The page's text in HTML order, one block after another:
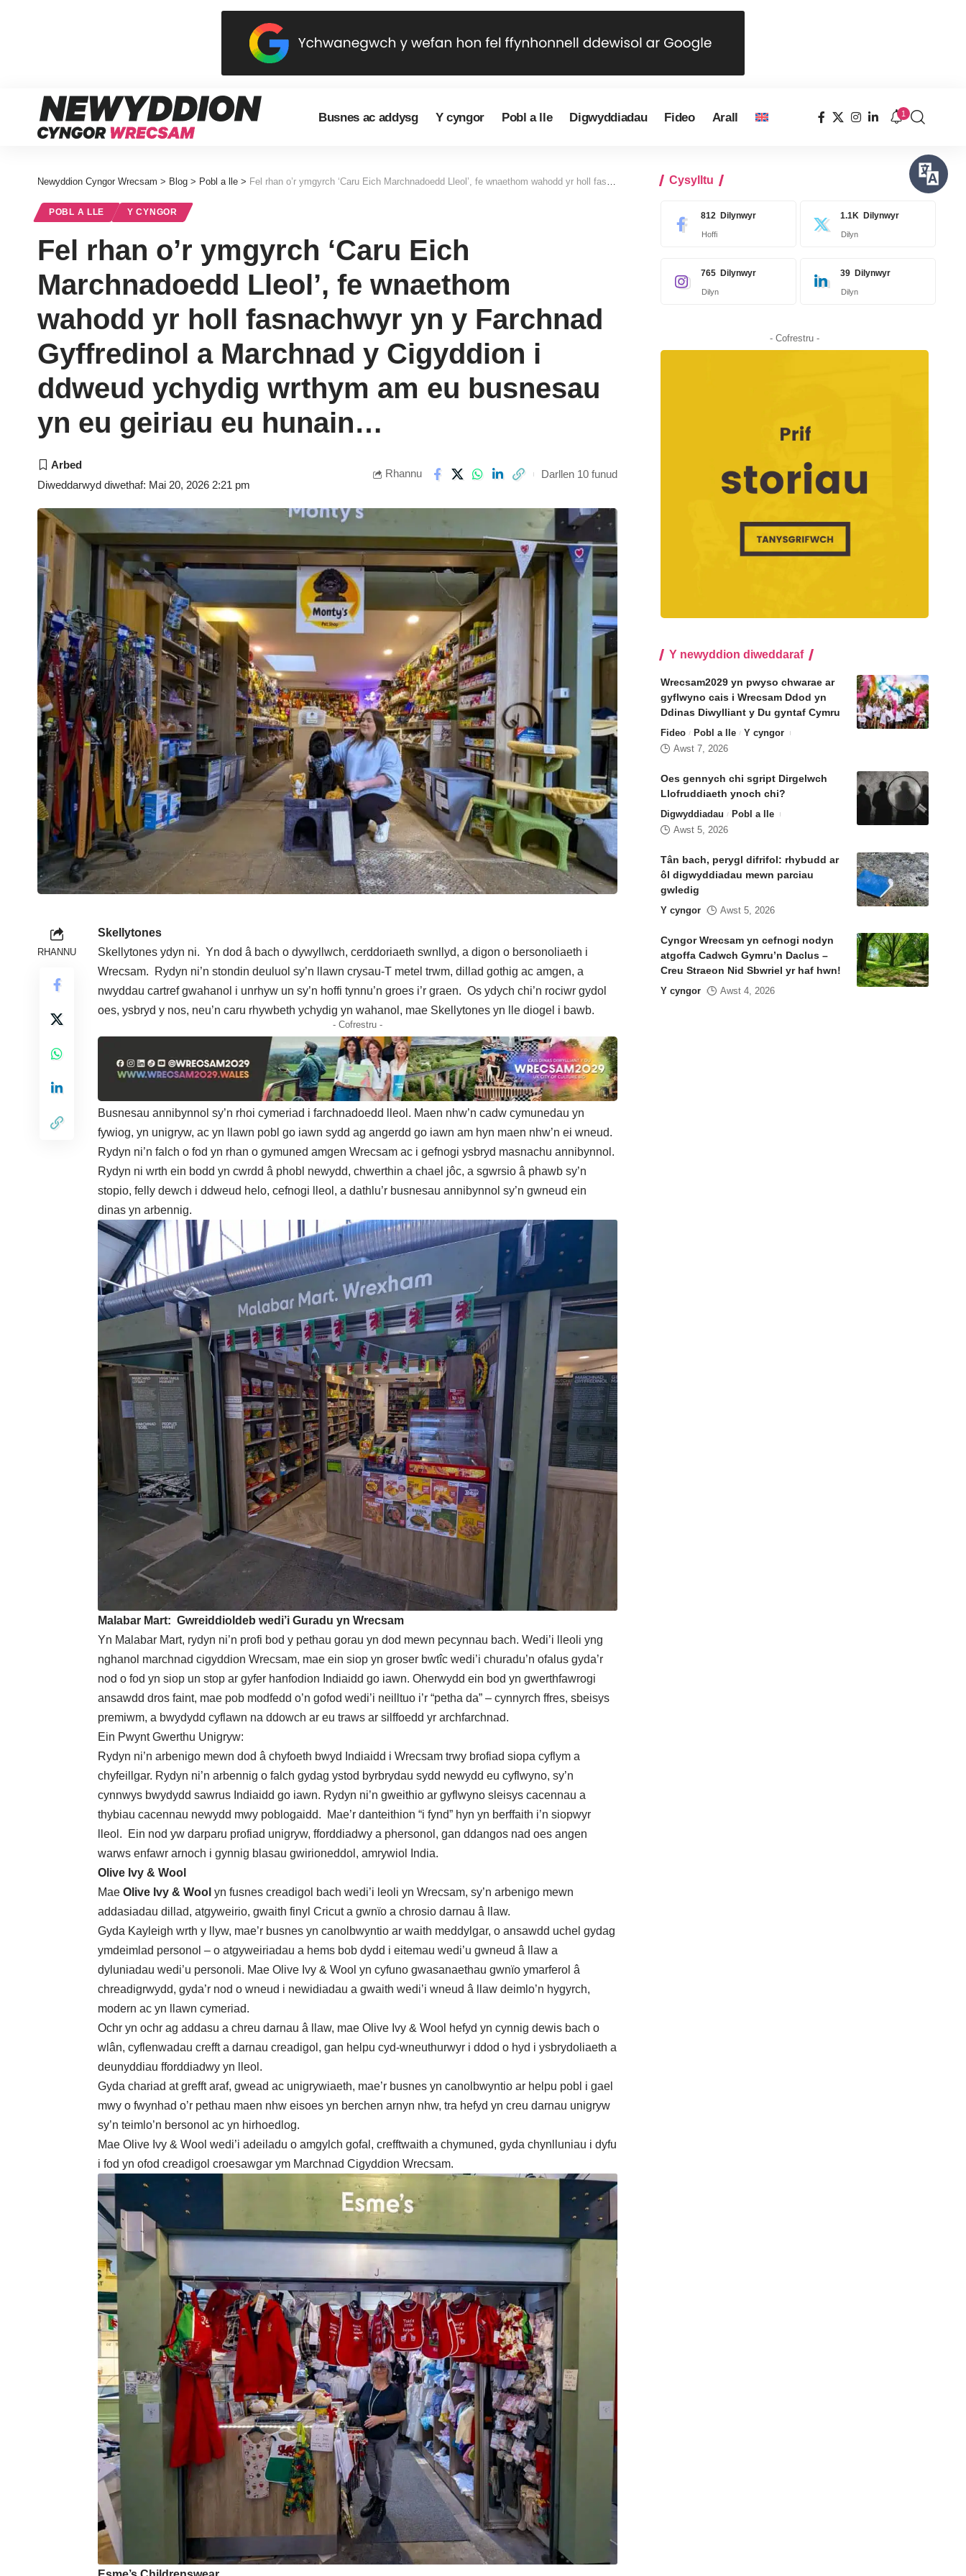
Busnes ac addysg Y cyngor Pobl a lle Digwyddiadau Fideo Arall 1
Newyddion Cyngor Wrecsam > Blog > Pobl a lle > Fel rhan o’r ymgyrch ‘Caru Eich Marchnadoedd Lleol’, fe wnaethom wahodd yr holl fasnachwyr yn y Farchnad Gyffredinol a Marchnad y Cigyddion i ddweud ychydig wrthym am eu busnesau yn eu geiriau eu hunain…
POBL A LLE Y CYNGOR
Fel rhan o’r ymgyrch ‘Caru Eich
Marchnadoedd Lleol’, fe wnaethom
wahodd yr holl fasnachwyr yn y Farchnad
Gyffredinol a Marchnad y Cigyddion i
ddweud ychydig wrthym am eu busnesau
yn eu geiriau eu hunain…
Diweddarwyd diwethaf: Mai 20, 2026 2:21 pm
Rhannu Darllen 10 funud
RHANNU
Skellytones
Skellytones ydyn ni. Yn dod â bach o dywyllwch, cerddoriaeth swnllyd, a digon o bersonoliaeth i
Wrecsam. Rydyn ni’n stondin deuluol sy’n llawn crysau-T metel trwm, dillad gothig ac amgen, a
nwyddau cartref gwahanol i unrhyw un sy’n hoffi tynnu’n groes i’r graen. Os ydych chi’n rociwr gydol
oes, ysbryd y nos, neu’n caru rhywbeth ychydig yn wahanol, mae Skellytones yn lle diogel i bawb.
- Cofrestru -
Busnesau annibynnol sy’n rhoi cymeriad i farchnadoedd lleol. Maen nhw’n cadw cymunedau yn
fywiog, yn unigryw, ac yn llawn pobl go iawn sydd ag angerdd go iawn am hyn maen nhw’n ei wneud.
Rydyn ni’n falch o fod yn rhan o gymuned amgen Wrecsam ac i gefnogi ysbryd masnachu annibynnol.
Rydyn ni wrth ein bodd yn cwrdd â phobl newydd, chwerthin a chael jôc, a sgwrsio â phawb sy’n
stopio, felly dewch i ddweud helo, cefnogi lleol, a dathlu’r busnesau annibynnol sy’n gwneud ein
dinas yn arbennig.
Malabar Mart: Gwreiddioldeb wedi’i Guradu yn Wrecsam
Yn Malabar Mart, rydyn ni’n profi bod y pethau gorau yn dod mewn pecynnau bach. Wedi’i lleoli yng
nghanol marchnad cigyddion Wrecsam, mae ein siop yn groser bwtîc wedi’i churadu’n ofalus gyda’r
nod o fod yn siop un stop ar gyfer hanfodion Indiaidd go iawn. Oherwydd ein bod yn gwerthfawrogi
ansawdd dros faint, mae pob modfedd o’n gofod wedi’i neilltuo i’r “petha da” – cynnyrch ffres, sbeisys
premiwm, a bwydydd cyflawn na ddowch ar eu traws ar silffoedd yr archfarchnad.
Ein Pwynt Gwerthu Unigryw:
Rydyn ni’n arbenigo mewn dod â chyfoeth bwyd Indiaidd i Wrecsam trwy brofiad siopa cyflym a
chyfeillgar. Rydyn ni’n arbennig o falch gydag ystod byrbrydau sydd newydd eu cyflwyno, sy’n
cynnwys bwydydd sawrus Indiaidd go iawn. Rydyn ni’n gweithio ar gyflwyno sleisys cacennau a
thybiau cacennau newydd mwy poblogaidd. Mae’r danteithion “i fynd” hyn yn berffaith i’n siopwyr
lleol. Ein nod yw darparu profiad unigryw, fforddiadwy a phersonol, gan ddangos nad oes angen
warws enfawr arnoch i gynnig blasau gwirioneddol, amrywiol India.
Olive Ivy & Wool
Mae Olive Ivy & Wool yn fusnes creadigol bach wedi’i leoli yn Wrecsam, sy’n arbenigo mewn
addasiadau dillad, atgyweirio, gwaith finyl Cricut a gwnïo a chrosio darnau â llaw.
Gyda Kayleigh wrth y llyw, mae’r busnes yn canolbwyntio ar waith meddylgar, o ansawdd uchel gydag
ymdeimlad personol – o atgyweiriadau a hems bob dydd i eitemau wedi’u gwneud â llaw a
dyluniadau wedi’u personoli. Mae Olive Ivy & Wool yn cyfuno gwasanaethau gwnïo ymarferol â
chreadigrwydd, gyda’r nod o wneud i newidiadau a gwaith wedi’i wneud â llaw deimlo’n hygyrch,
modern ac yn llawn cymeriad.
Ochr yn ochr ag addasu a chreu darnau â llaw, mae Olive Ivy & Wool hefyd yn cynnig dewis bach o
wlân, cyflenwadau crefft a darnau creadigol, gan helpu cyd-wneuthurwyr i ddod o hyd i ysbrydoliaeth a
deunyddiau fforddiadwy yn lleol.
Gyda chariad at grefft araf, gwead ac unigrywiaeth, mae’r busnes yn canolbwyntio ar helpu pobl i gael
mwy o fwynhad o’r pethau maen nhw eisoes yn berchen arnyn nhw, tra hefyd yn creu darnau unigryw
sy’n teimlo’n bersonol ac yn hirhoedlog.
Mae Olive Ivy & Wool wedi’i adeiladu o amgylch gofal, crefftwaith a chymuned, gyda chynlluniau i dyfu
i fod yn ofod creadigol croesawgar ym Marchnad Cigyddion Wrecsam.
Cysylltu
812 Dilynwyr
Hoffi
1.1K Dilynwyr
Dilyn
765 Dilynwyr
Dilyn
39 Dilynwyr
Dilyn
- Cofrestru -
Y newyddion diweddaraf
Wrecsam2029 yn pwyso chwarae ar
gyflwyno cais i Wrecsam Ddod yn
Ddinas Diwylliant y Du gyntaf Cymru
Fideo Pobl a lle
Y cyngor
Awst 7, 2026
Oes gennych chi sgript Dirgelwch
Llofruddiaeth ynoch chi?
Digwyddiadau
Pobl a lle
Awst 5, 2026
Tân bach, perygl difrifol: rhybudd ar
ôl digwyddiadau mewn parciau
gwledig
Y cyngor Awst 5, 2026
Cyngor Wrecsam yn cefnogi nodyn
atgoffa Cadwch Gymru’n Daclus –
Creu Straeon Nid Sbwriel yr haf hwn!
Y cyngor Awst 4, 2026